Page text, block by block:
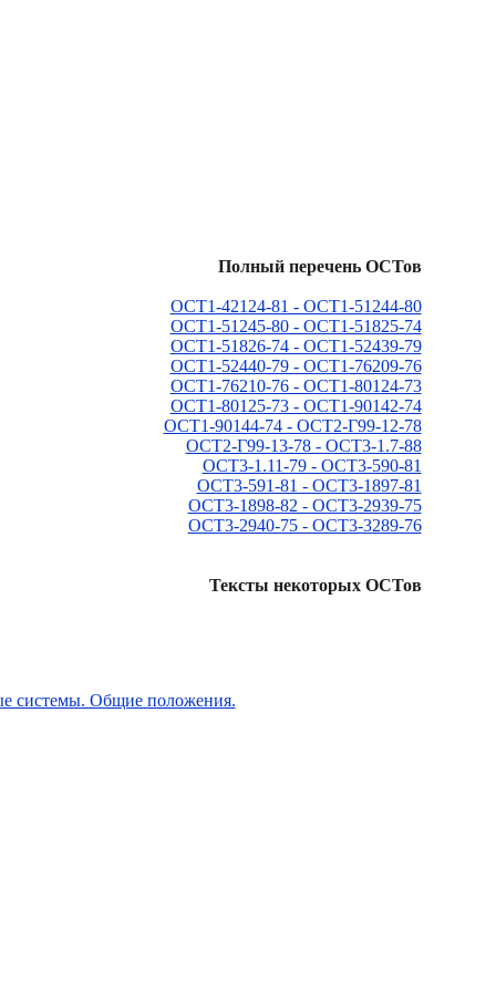
Полный перечень ОСТов
ОСТ1-42124-81 - ОСТ1-51244-80
ОСТ1-51245-80 - ОСТ1-51825-74
ОСТ1-51826-74 - ОСТ1-52439-79
ОСТ1-52440-79 - ОСТ1-76209-76
ОСТ1-76210-76 - ОСТ1-80124-73
ОСТ1-80125-73 - ОСТ1-90142-74
ОСТ1-90144-74 - ОСТ2-Г99-12-78
ОСТ2-Г99-13-78 - ОСТ3-1.7-88
ОСТ3-1.11-79 - ОСТ3-590-81
ОСТ3-591-81 - ОСТ3-1897-81
ОСТ3-1898-82 - ОСТ3-2939-75
ОСТ3-2940-75 - ОСТ3-3289-76
Тексты некоторых ОСТов
системы. Общие положения.